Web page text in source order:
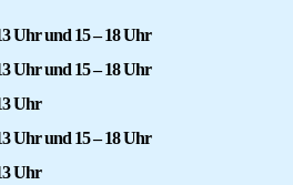
Uhr und 15 – 18 Uhr
Uhr und 15 – 18 Uhr
Uhr
Uhr und 15 – 18 Uhr
Uhr